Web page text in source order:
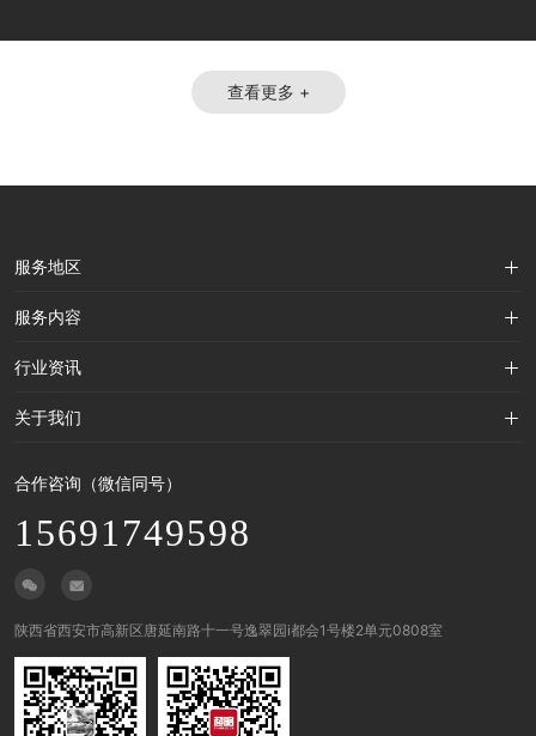
查看更多 +
服务地区
深圳 广州 北京 上海
武汉 长沙 合肥 济南
天津 青岛 郑州 厦门
服务内容
品牌设计
品牌咨询
行业资讯
设计分享
行业动态
关于我们
客户列表
工作流程
合作咨询（微信同号）
15691749598
 
陕西省西安市高新区唐延南路十一号逸翠园i都会1号楼2单元0808室